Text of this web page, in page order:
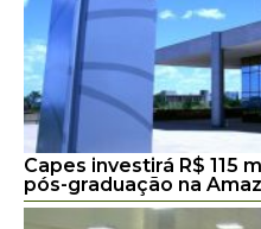
Capes investirá R$ 115
pós-graduação na